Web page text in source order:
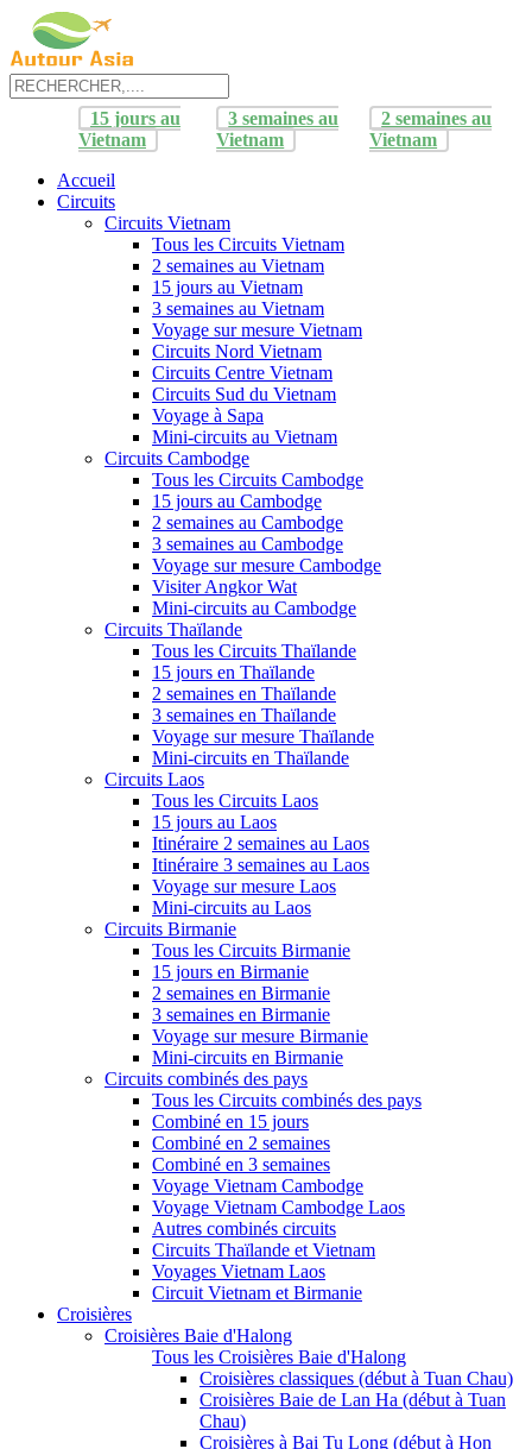
15 jours au
Vietnam
3 semaines au
Vietnam
2 semaines au
Vietnam
Accueil
Circuits
Circuits Vietnam
Tous les Circuits Vietnam
2 semaines au Vietnam
15 jours au Vietnam
3 semaines au Vietnam
Voyage sur mesure Vietnam
Circuits Nord Vietnam
Circuits Centre Vietnam
Circuits Sud du Vietnam
Voyage à Sapa
Mini-circuits au Vietnam
Circuits Cambodge
Tous les Circuits Cambodge
15 jours au Cambodge
2 semaines au Cambodge
3 semaines au Cambodge
Voyage sur mesure Cambodge
Visiter Angkor Wat
Mini-circuits au Cambodge
Circuits Thaïlande
Tous les Circuits Thaïlande
15 jours en Thaïlande
2 semaines en Thaïlande
3 semaines en Thaïlande
Voyage sur mesure Thaïlande
Mini-circuits en Thaïlande
Circuits Laos
Tous les Circuits Laos
15 jours au Laos
Itinéraire 2 semaines au Laos
Itinéraire 3 semaines au Laos
Voyage sur mesure Laos
Mini-circuits au Laos
Circuits Birmanie
Tous les Circuits Birmanie
15 jours en Birmanie
2 semaines en Birmanie
3 semaines en Birmanie
Voyage sur mesure Birmanie
Mini-circuits en Birmanie
Circuits combinés des pays
Tous les Circuits combinés des pays
Combiné en 15 jours
Combiné en 2 semaines
Combiné en 3 semaines
Voyage Vietnam Cambodge
Voyage Vietnam Cambodge Laos
Autres combinés circuits
Circuits Thaïlande et Vietnam
Voyages Vietnam Laos
Circuit Vietnam et Birmanie
Croisières
Croisières Baie d'Halong
Tous les Croisières Baie d'Halong
Croisières classiques (début à Tuan Chau)
Croisières Baie de Lan Ha (début à Tuan
Chau)
Croisières à Bai Tu Long (début à Hon